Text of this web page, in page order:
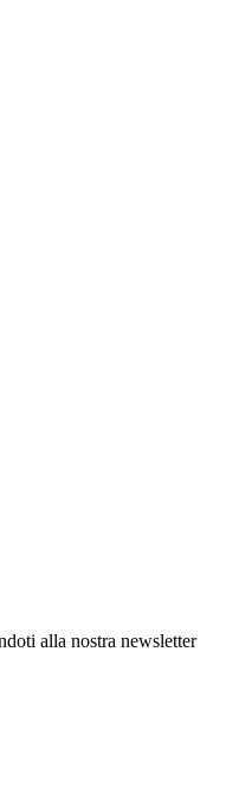
alla nostra newsletter